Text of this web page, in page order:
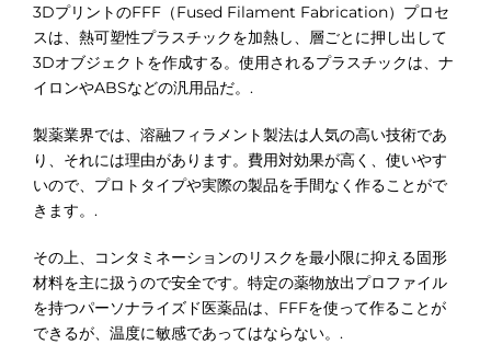
3DプリントのFFF（Fused Filament Fabrication）プロセ
スは、熱可塑性プラスチックを加熱し、層ごとに押し出して
3Dオブジェクトを作成する。使用されるプラスチックは、ナ
イロンやABSなどの汎用品だ。.
製薬業界では、溶融フィラメント製法は人気の高い技術であ
り、それには理由があります。費用対効果が高く、使いやす
いので、プロトタイプや実際の製品を手間なく作ることがで
きます。.
その上、コンタミネーションのリスクを最小限に抑える固形
材料を主に扱うので安全です。特定の薬物放出プロファイル
を持つパーソナライズド医薬品は、FFFを使って作ることが
できるが、温度に敏感であってはならない。.